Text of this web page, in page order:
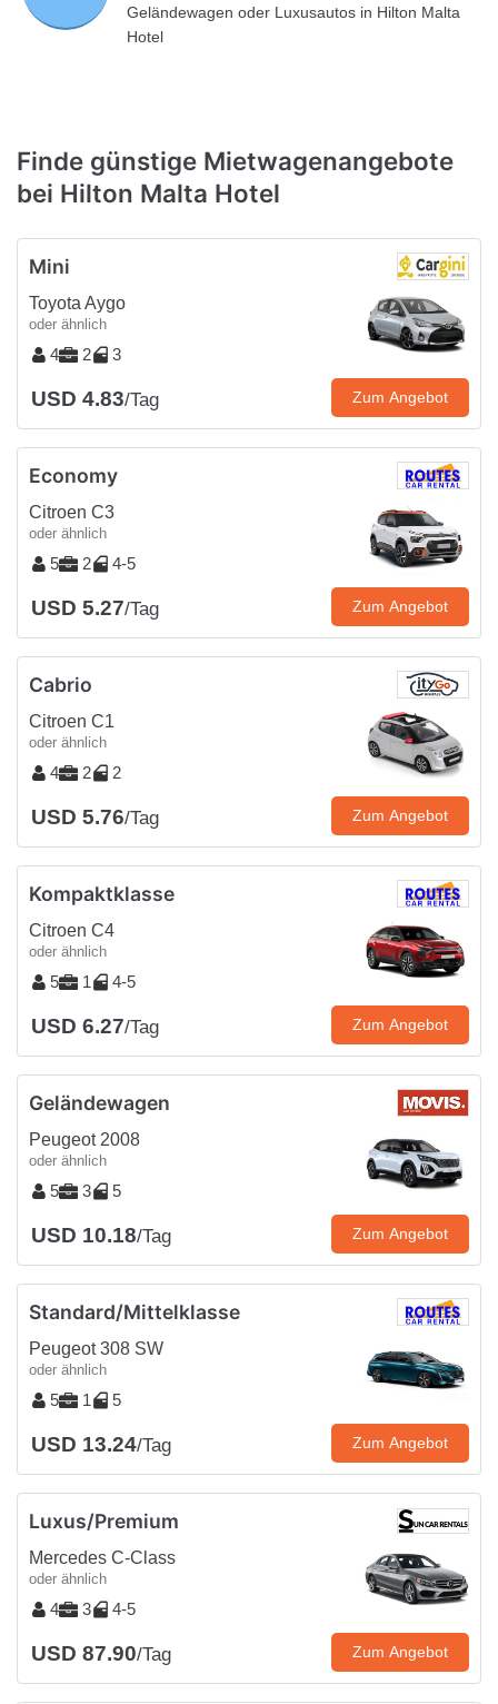
Geländewagen oder Luxusautos in Hilton Malta
Hotel
Finde günstige Mietwagenangebote
bei Hilton Malta Hotel
Mini
Toyota Aygo
oder ähnlich
4 2 3
USD 4.83/Tag Zum Angebot
Economy
Citroen C3
oder ähnlich
5 2 4-5
USD 5.27/Tag Zum Angebot
Cabrio
Citroen C1
oder ähnlich
4 2 2
USD 5.76/Tag Zum Angebot
Kompaktklasse
Citroen C4
oder ähnlich
5 1 4-5
USD 6.27/Tag Zum Angebot
Geländewagen
Peugeot 2008
oder ähnlich
5 3 5
USD 10.18/Tag Zum Angebot
Standard/Mittelklasse
Peugeot 308 SW
oder ähnlich
5 1 5
USD 13.24/Tag Zum Angebot
Luxus/Premium
Mercedes C-Class
oder ähnlich
4 3 4-5
USD 87.90/Tag Zum Angebot